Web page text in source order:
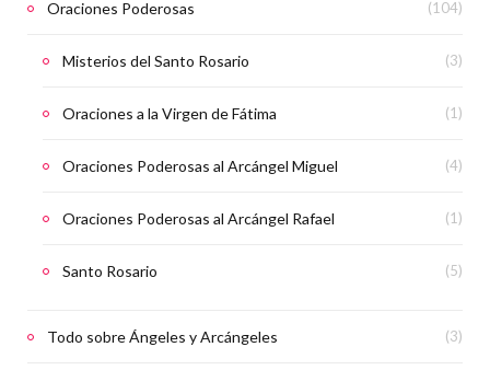
Oraciones Poderosas (104)
Misterios del Santo Rosario (3)
Oraciones a la Virgen de Fátima (1)
Oraciones Poderosas al Arcángel Miguel (4)
Oraciones Poderosas al Arcángel Rafael (1)
Santo Rosario (5)
Todo sobre Ángeles y Arcángeles (3)